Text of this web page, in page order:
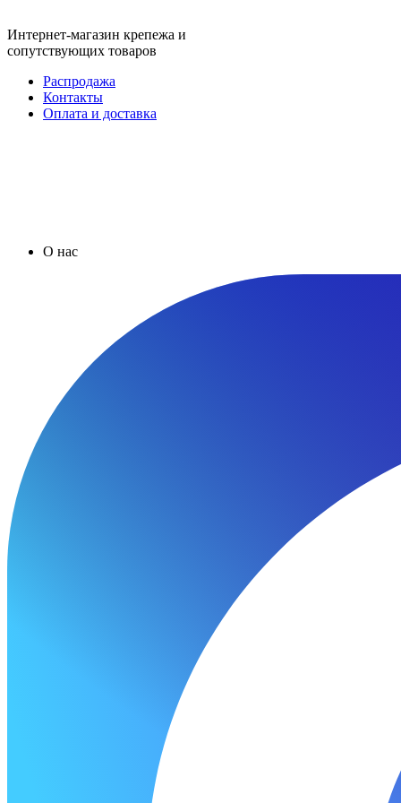
Интернет-магазин крепежа и
сопутствующих товаров
Распродажа
Контакты
Оплата и доставка
О нас